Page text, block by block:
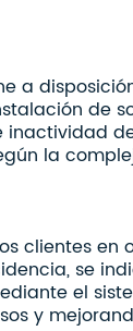
a
de
la
clientes en
se
el
y